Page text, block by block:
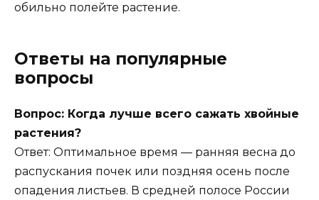
обильно полейте растение.
Ответы на популярные
вопросы
Вопрос: Когда лучше всего сажать хвойные
растения?
Ответ: Оптимальное время — ранняя весна до
распускания почек или поздняя осень после
опадения листьев. В средней полосе России